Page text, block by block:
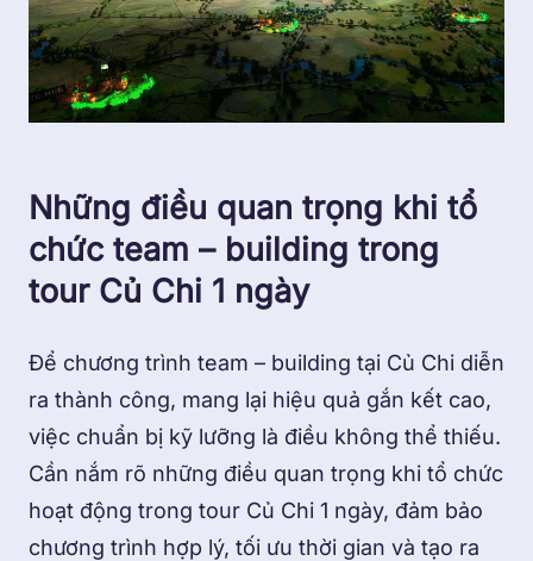
Những điều quan trọng khi tổ
chức team – building trong
tour Củ Chi 1 ngày
Để chương trình team – building tại Củ Chi diễn
ra thành công, mang lại hiệu quả gắn kết cao,
việc chuẩn bị kỹ lưỡng là điều không thể thiếu.
Cần nắm rõ những điều quan trọng khi tổ chức
hoạt động trong tour Củ Chi 1 ngày, đảm bảo
chương trình hợp lý, tối ưu thời gian và tạo ra